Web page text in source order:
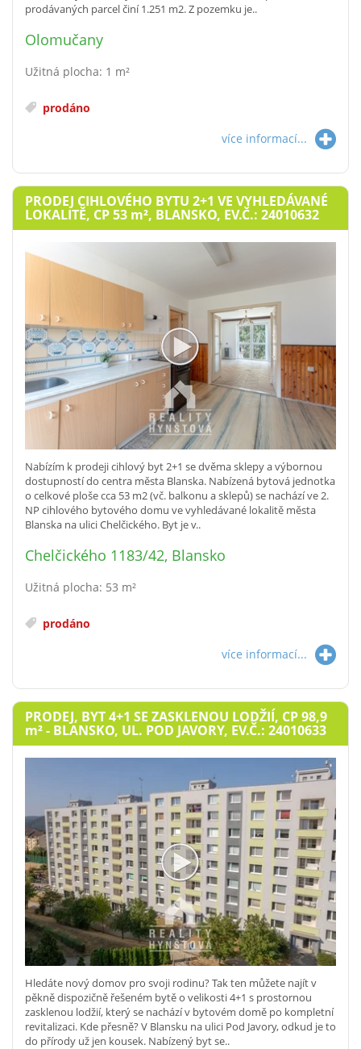
prodávaných parcel činí 1.251 m2. Z pozemku je..
Olomučany
Užitná plocha: 1 m²
prodáno
více informací...
PRODEJ CIHLOVÉHO BYTU 2+1 VE VYHLEDÁVANÉ
LOKALITĚ, CP 53 m², BLANSKO, EV.Č.: 24010632
Nabízím k prodeji cihlový byt 2+1 se dvěma sklepy a výbornou
dostupností do centra města Blanska. Nabízená bytová jednotka
o celkové ploše cca 53 m2 (vč. balkonu a sklepů) se nachází ve 2.
NP cihlového bytového domu ve vyhledávané lokalitě města
Blanska na ulici Chelčického. Byt je v..
Chelčického 1183/42, Blansko
Užitná plocha: 53 m²
prodáno
více informací...
PRODEJ, BYT 4+1 SE ZASKLENOU LODŽIÍ, CP 98,9
m²- BLANSKO, UL. POD JAVORY, EV.Č.: 24010633
Hledáte nový domov pro svoji rodinu? Tak ten můžete najít v
pěkně dispozičně řešeném bytě o velikosti 4+1 s prostornou
zasklenou lodžií, který se nachází v bytovém domě po kompletní
revitalizaci. Kde přesně? V Blansku na ulici Pod Javory, odkud je to
do přírody už jen kousek. Nabízený byt se..